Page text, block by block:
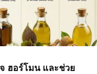
ฮอร์โมน และช่วย